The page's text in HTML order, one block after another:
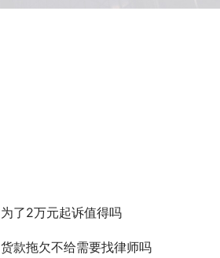
为了2万元起诉值得吗
货款拖欠不给需要找律师吗